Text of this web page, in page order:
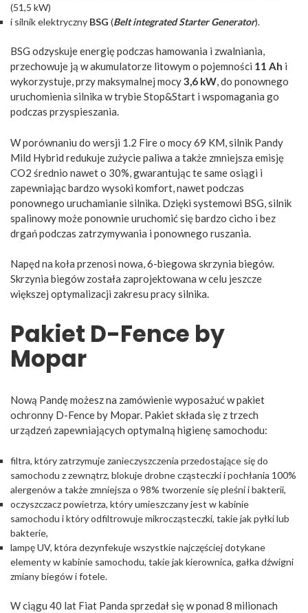
(51,5 kW)
i silnik elektryczny BSG (Belt integrated Starter Generator).
BSG odzyskuje energię podczas hamowania i zwalniania,
przechowuje ją w akumulatorze litowym o pojemności 11 Ah i
wykorzystuje, przy maksymalnej mocy3,6 kW, do ponownego
uruchomienia silnika w trybie Stop&Start i wspomagania go
podczas przyspieszania.
W porównaniu do wersji 1.2 Fire o mocy 69 KM, silnik Pandy
Mild Hybrid redukuje zużycie paliwa a także zmniejsza emisję
CO2 średnio nawet o 30%, gwarantując te same osiągi i
zapewniając bardzo wysoki komfort, nawet podczas
ponownego uruchamianie silnika. Dzięki systemowi BSG, silnik
spalinowy może ponownie uruchomić się bardzo cicho i bez
drgań podczas zatrzymywania i ponownego ruszania.
Napęd na koła przenosi nowa, 6-biegowa skrzynia biegów.
Skrzynia biegów została zaprojektowana w celu jeszcze
większej optymalizacji zakresu pracy silnika.
Pakiet D-Fence by
Mopar
Nową Pandę możesz na zamówienie wyposażuć w pakiet
ochronny D-Fence by Mopar. Pakiet składa się z trzech
urządzeń zapewniających optymalną higienę samochodu:
filtra, który zatrzymuje zanieczyszczenia przedostające się do
samochodu z zewnątrz, blokuje drobne cząsteczki i pochłania 100%
alergenów a także zmniejsza o 98% tworzenie się pleśni i bakterii,
oczyszczacz powietrza, który umieszczany jest w kabinie
samochodu i który odfiltrowuje mikrocząsteczki, takie jak pyłki lub
bakterie,
lampę UV, która dezynfekuje wszystkie najczęściej dotykane
elementy w kabinie samochodu, takie jak kierownica, gałka dźwigni
zmiany biegów i fotele.
W ciągu 40 lat Fiat Panda sprzedał się w ponad 8 milionach